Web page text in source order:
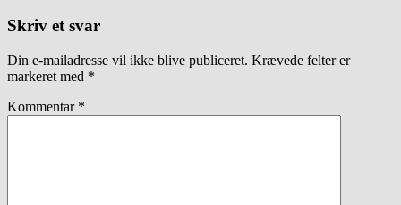
Skriv et svar
Din e-mailadresse vil ikke blive publiceret. Krævede felter er
markeret med *
Kommentar *